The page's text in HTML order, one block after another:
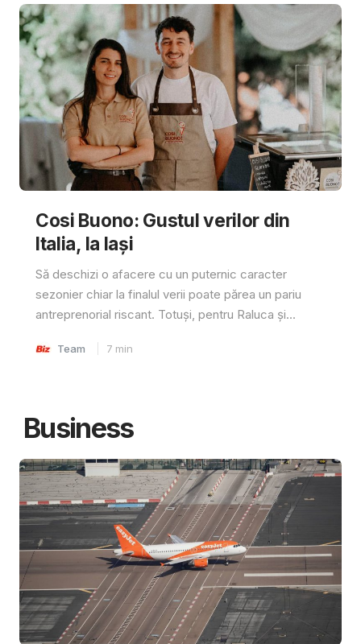
Cosi Buono: Gustul verilor din
Italia, la Iași
Să deschizi o afacere cu un puternic caracter
sezonier chiar la finalul verii poate părea un pariu
antreprenorial riscant. Totuși, pentru Raluca și...
Team 7 min
Business